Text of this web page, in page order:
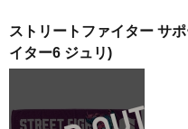
ストリートファイター サ
イター6 ジュリ)